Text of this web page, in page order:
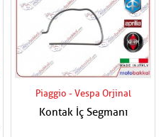
Piaggio - Vespa Orjinal
Kontak İç Segmanı